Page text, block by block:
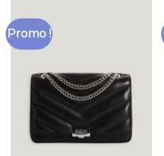
Promo !